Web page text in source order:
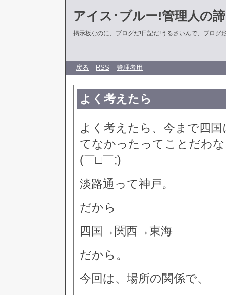
アイス･ブルー!管理人の
掲示板なのに、ブログだ!日記だ!うるさいんで、ブログ
戻る RSS 管理者用
よく考えたら
よく考えたら、今まで四
てなかったってことだわ
(￣□￣;)
淡路通って神戸。
だから
四国→関西→東海
だから。
今回は、場所の関係で、